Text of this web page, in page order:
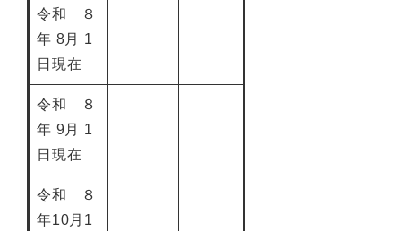
令和 ８
年 8月 1
日現在
令和 ８
年 9月 1
日現在
令和 ８
年10月1